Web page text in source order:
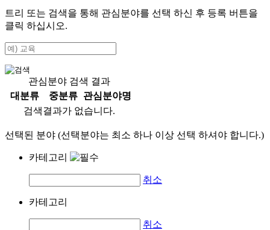
트리 또는 검색을 통해 관심분야를 선택 하신 후 등록 버튼을
클릭 하십시오.
관심분야 검색 결과
대분류
중분류
관심분야명
검색결과가 없습니다.
선택된 분야 (선택분야는 최소 하나 이상 선택 하셔야 합니다.)
카테고리
취소
카테고리
취소